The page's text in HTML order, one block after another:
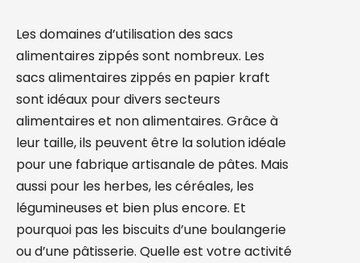
Les domaines d’utilisation des sacs
alimentaires zippés sont nombreux. Les
sacs alimentaires zippés en papier kraft
sont idéaux pour divers secteurs
alimentaires et non alimentaires. Grâce à
leur taille, ils peuvent être la solution idéale
pour une fabrique artisanale de pâtes. Mais
aussi pour les herbes, les céréales, les
légumineuses et bien plus encore. Et
pourquoi pas les biscuits d’une boulangerie
ou d’une pâtisserie. Quelle est votre activité